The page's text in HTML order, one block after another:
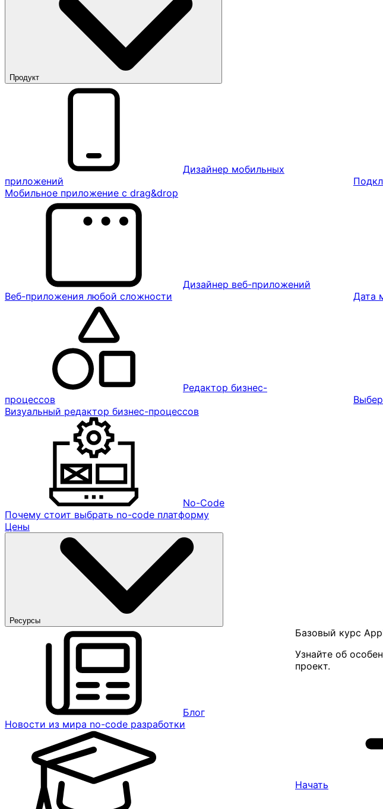
Продукт
Дизайнер мобильных
приложений
Мобильное приложение с drag&drop
Дизайнер веб-приложений
Веб-приложения любой сложности
Дата
Редактор бизнес-
процессов
Визуальный редактор бизнес-процессов
No-Code
Почему стоит выбрать no-code платформу
Цены
Ресурсы
Блог
Новости из мира no-code разработки
Базовый курс
Узнайте об
проект.
Начать